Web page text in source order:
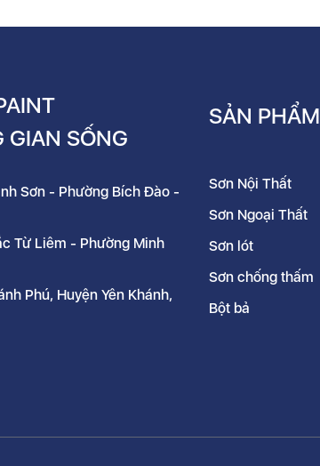
GIAN SỐNG
Sơn - Phường Bích Đào -
Từ Liêm - Phường Minh
Phú, Huyện Yên Khánh,
SẢN PHẨM
Sơn Nội Thất
Sơn Ngoại Thất
Sơn lót
Sơn chống thấm
Bột bả